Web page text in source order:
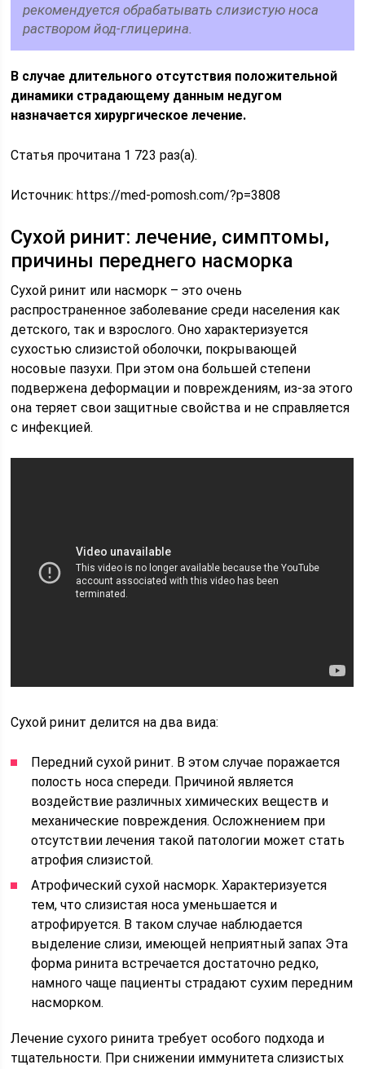
рекомендуется обрабатывать слизистую носа
раствором йод-глицерина.
В случае длительного отсутствия положительной
динамики страдающему данным недугом
назначается хирургическое лечение.
Статья прочитана 1 723 раз(a).
Источник:https://med-pomosh.com/?p=3808
Сухой ринит: лечение, симптомы,
причины переднего насморка
Сухой ринит или насморк – это очень
распространенное заболевание среди населения как
детского, так и взрослого. Оно характеризуется
сухостью слизистой оболочки, покрывающей
носовые пазухи. При этом она большей степени
подвержена деформации и повреждениям, из-за этого
она теряет свои защитные свойства и не справляется
с инфекцией.
Сухой ринит делится на два вида:
Передний сухой ринит. В этом случае поражается
полость носа спереди. Причиной является
воздействие различных химических веществ и
механические повреждения. Осложнением при
отсутствии лечения такой патологии может стать
атрофия слизистой.
Атрофический сухой насморк. Характеризуется
тем, что слизистая носа уменьшается и
атрофируется. В таком случае наблюдается
выделение слизи, имеющей неприятный запах Эта
форма ринита встречается достаточно редко,
намного чаще пациенты страдают сухим передним
насморком.
Лечение сухого ринита требует особого подхода и
тщательности. При снижении иммунитета слизистых